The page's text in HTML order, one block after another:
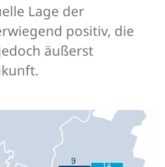
Lage der
positiv, die
äußerst